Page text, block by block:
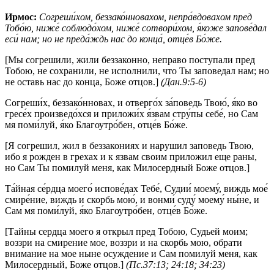
Ирмос: Согреши́хом, беззако́нновахом, непра́вдовахом пред
Тобо́ю, ниже́ соблюдо́хом, ниже́ сотвори́хом, я́коже запове́дал
еси́ нам; но не преда́ждь нас до конца́, отце́в Бо́же.
[Мы согрешили, жили беззаконно, неправо поступали пред
Тобою, не сохранили, не исполнили, что Ты заповедал нам; но
не оставь нас до конца, Боже отцов.] (Дан.9:5-6)
Согреши́х, беззако́нновах, и отверго́х за́поведь Твою́, я́ко во
гресе́х произведо́хся и приложи́х я́звам стру́пы себе́, но Сам
мя поми́луй, я́ко Благоутро́бен, отце́в Бо́же.
[Я согрешил, жил в беззакониях и нарушил заповедь Твою,
ибо я рожден в грехах и к язвам своим приложил еще раны,
но Сам Ты помилуй меня, как Милосердный Боже отцов.]
Та́йная се́рдца моего́ испове́дах Тебе́, Судии́ моему́, виждь мое́
смире́ние, виждь и скорбь мою́, и вонми́ суду́ моему́ ны́не, и
Сам мя поми́луй, я́ко Благоутро́бен, отце́в Бо́же.
[Тайны сердца моего я открыл пред Тобою, Судьей моим;
воззри на смирение мое, воззри и на скорбь мою, обрати
внимание на мое ныне осуждение и Сам помилуй меня, как
Милосердный, Боже отцов.] (Пс.37:13; 24:18; 34:23)